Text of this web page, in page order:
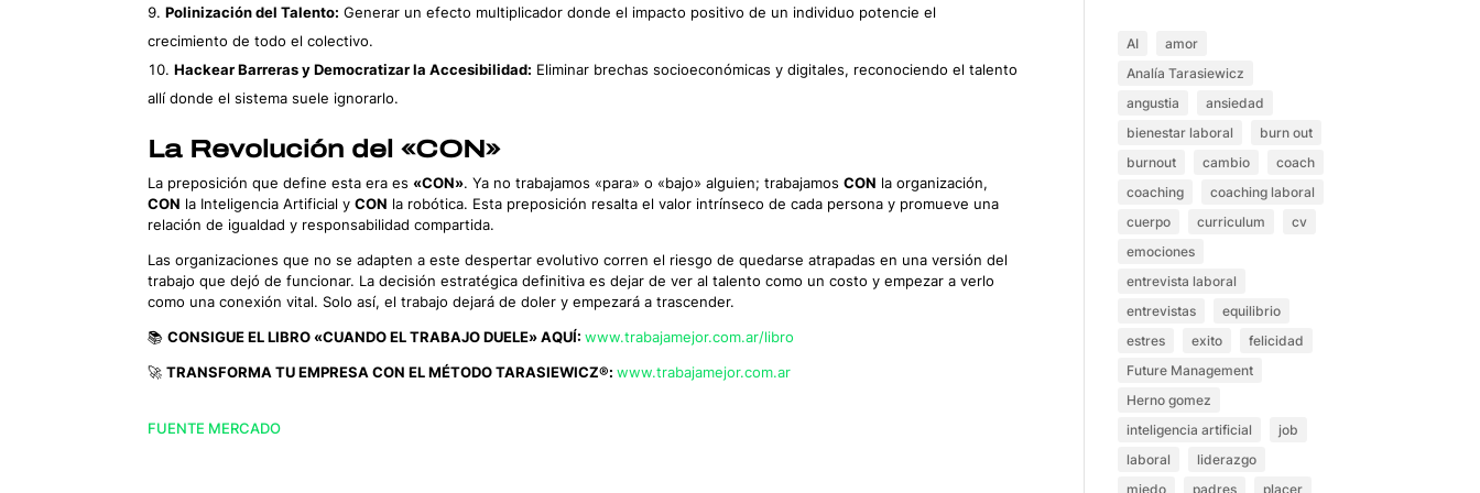
Polinización del Talento: Generar un efecto multiplicador donde el impacto positivo de un individuo potencie el
crecimiento de todo el colectivo.
Hackear Barreras y Democratizar la Accesibilidad: Eliminar brechas socioeconómicas y digitales, reconociendo el talento
allí donde el sistema suele ignorarlo.
La Revolución del «CON»
La preposición que define esta era es«CON». Ya no trabajamos «para» o «bajo» alguien; trabajamosCON la organización,
CON la Inteligencia Artificial yCON la robótica. Esta preposición resalta el valor intrínseco de cada persona y promueve una
relación de igualdad y responsabilidad compartida.
Las organizaciones que no se adapten a este despertar evolutivo corren el riesgo de quedarse atrapadas en una versión del
trabajo que dejó de funcionar. La decisión estratégica definitiva es dejar de ver al talento como un costo y empezar a verlo
como una conexión vital. Solo así, el trabajo dejará de doler y empezará a trascender.
📚CONSIGUE EL LIBRO «CUANDO EL TRABAJO DUELE» AQUÍ: www.trabajamejor.com.ar/libro
🚀TRANSFORMA TU EMPRESA CON EL MÉTODO TARASIEWICZ®: www.trabajamejor.com.ar
FUENTE MERCADO
AI
amor
Analía Tarasiewicz
angustia
ansiedad
bienestar laboral
burn out
burnout
cambio
coach
coaching
coaching laboral
cuerpo
curriculum
cv
emociones
entrevista laboral
entrevistas
equilibrio
estres
exito
felicidad
Future Management
Herno gomez
inteligencia artificial
job
laboral
liderazgo
miedo
padres placer